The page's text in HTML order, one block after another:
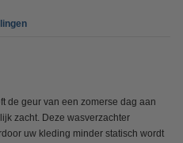
de geur van een zomerse dag aan
zacht. Deze wasverzachter
uw kleding minder statisch wordt